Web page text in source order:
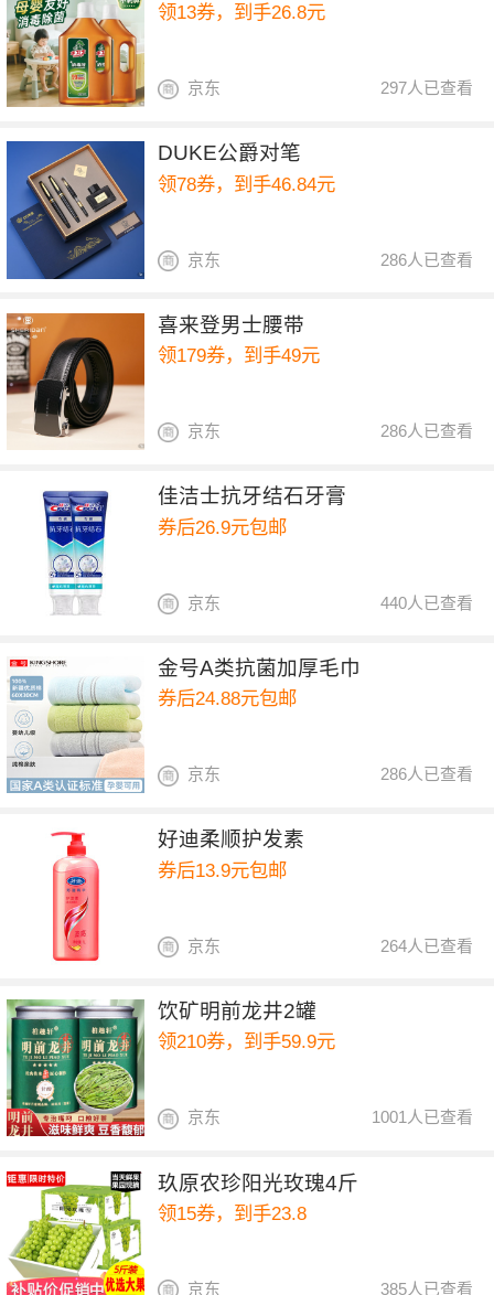
领13券，到手26.8元
297人已查看
京东
DUKE公爵对笔
领78券，到手46.84元
286人已查看
京东
喜来登男士腰带
领179券，到手49元
286人已查看
京东
佳洁士抗牙结石牙膏
券后26.9元包邮
440人已查看
京东
金号A类抗菌加厚毛巾
券后24.88元包邮
286人已查看
京东
好迪柔顺护发素
券后13.9元包邮
264人已查看
京东
饮矿明前龙井2罐
领210券，到手59.9元
1001人已查看
京东
玖原农珍阳光玫瑰4斤
领15券，到手23.8
385人已查看
京东